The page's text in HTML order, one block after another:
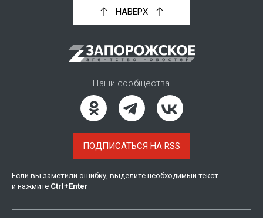
НАВЕРХ
Наши сообщества
ПОДПИСАТЬСЯ НА RSS
Если вы заметили ошибку, выделите необходимый текст
и нажмите Ctrl +Enter